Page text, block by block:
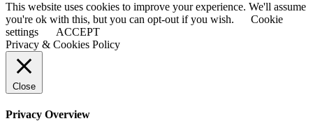
This website uses cookies to improve your experience. We'll assume
you're ok with this, but you can opt-out if you wish.
Cookie
settings
ACCEPT
Privacy & Cookies Policy
Close
Privacy Overview